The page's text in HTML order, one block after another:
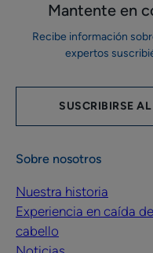
Mantente en
Recibe información
expertos
SUSCRIBIRSE
Sobre nosotros
Nuestra historia
Experiencia en caída de
cabello